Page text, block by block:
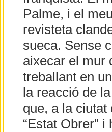
Palme, i el
revisteta
sueca. Sense
aixecar el mur
treballant en
la reacció de
que, a la ciutat
“Estat Obrer”